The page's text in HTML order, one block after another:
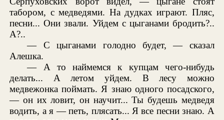
табором, с медведями. На дудках играют. Пляс,
песни... Они звали. Уйдем с цыганами бродить?..
А?..
— С цыганами голодно будет, — сказал
Алешка.
— А то наймемся к купцам чего-нибудь
делать... А летом уйдем. В лесу можно
медвежонка поймать. Я знаю одного посадского,
— он их ловит, он научит... Ты будешь медведя
водить, а я — петь, плясать... Я все песни знаю. А